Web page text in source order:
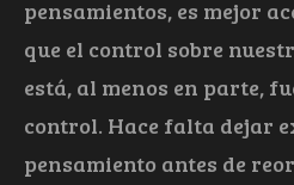
pensamientos, es mejor
que el control sobre
está, al menos en parte,
control. Hace falta dejar
pensamiento antes de